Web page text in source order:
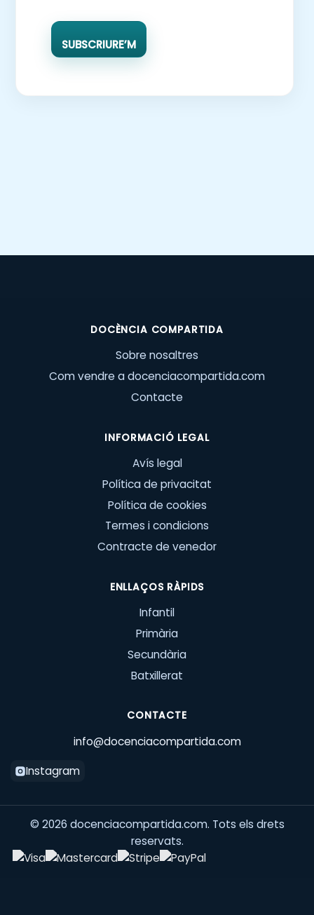
SUBSCRIURE’M
DOCÈNCIA COMPARTIDA
Sobre nosaltres
Com vendre a docenciacompartida.com
Contacte
INFORMACIÓ LEGAL
Avís legal
Política de privacitat
Política de cookies
Termes i condicions
Contracte de venedor
ENLLAÇOS RÀPIDS
Infantil
Primària
Secundària
Batxillerat
CONTACTE
info@docenciacompartida.com
Instagram
© 2026 docenciacompartida.com. Tots els drets
reservats.